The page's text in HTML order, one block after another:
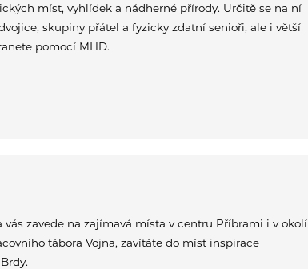
míst, vyhlídek a nádherné přírody. Určitě se na ní
skupiny přátel a fyzicky zdatní senioři, ale i větší
pomocí MHD.
zavede na zajímavá místa v centru Příbrami i v okolí
tábora Vojna, zavítáte do míst inspirace